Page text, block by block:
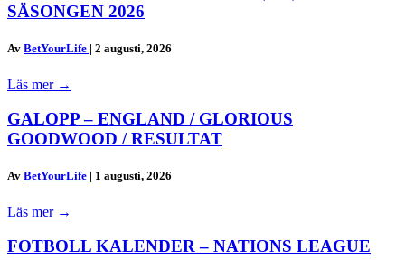
SÄSONGEN 2026
Av BetYourLife | 2 augusti, 2026
Läs mer →
GALOPP – ENGLAND / GLORIOUS
GOODWOOD / RESULTAT
Av BetYourLife | 1 augusti, 2026
Läs mer →
FOTBOLL KALENDER – NATIONS LEAGUE